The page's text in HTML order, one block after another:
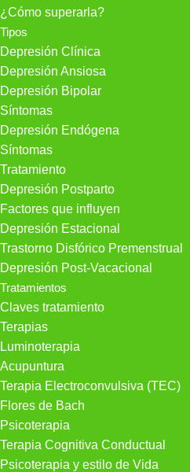
¿Cómo superarla?
Tipos
Depresión Clínica
Depresión Ansiosa
Depresión Bipolar
Síntomas
Depresión Endógena
Síntomas
Tratamiento
Depresión Postparto
Factores que influyen
Depresión Estacional
Trastorno Disfórico Premenstrual
Depresión Post-Vacacional
Tratamientos
Claves tratamiento
Terapias
Luminoterapia
Acupuntura
Terapia Electroconvulsiva (TEC)
Flores de Bach
Psicoterapia
Terapia Cognitiva Conductual
Psicoterapia y estilo de Vida